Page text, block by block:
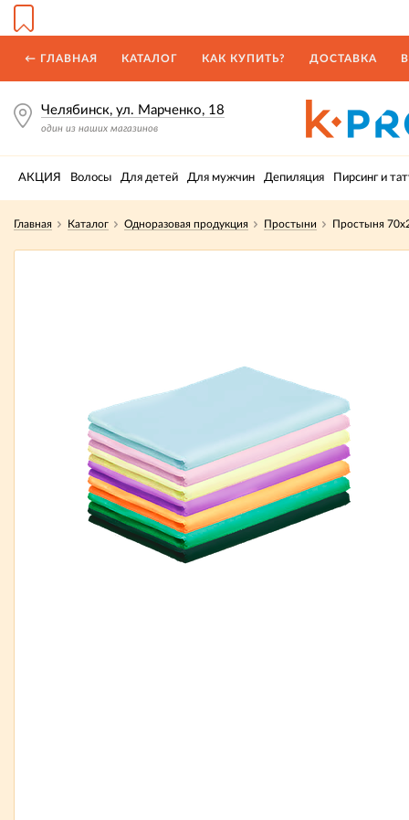
← ГЛАВНАЯ КАТАЛОГ КАК КУПИТЬ? ДОСТАВКА
Челябинск, ул. Марченко, 18
один из наших магазинов
АКЦИЯ Волосы Для детей Для мужчин Депиляция Пирсинг и
Главная Каталог Одноразовая продукция Простыни Простыня